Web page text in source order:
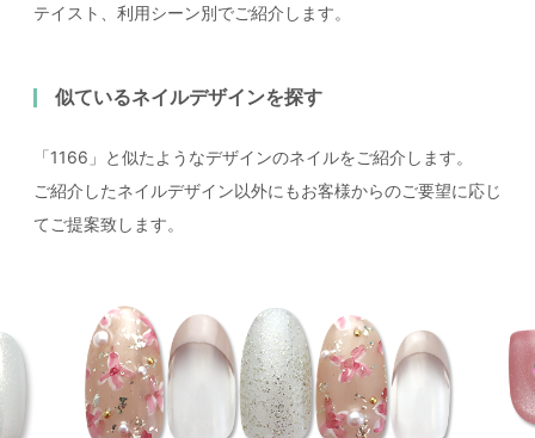
テイスト、利用シーン別でご紹介します。
似ているネイルデザインを探す
「1166」と似たようなデザインのネイルをご紹介します。
ご紹介したネイルデザイン以外にもお客様からのご要望に応じ
てご提案致します。